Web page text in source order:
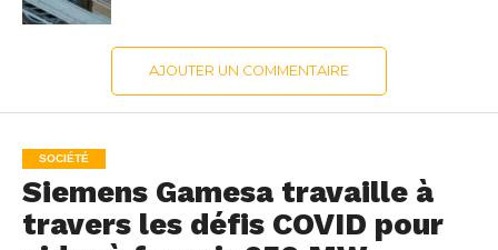
AJOUTER UN COMMENTAIRE
SOCIÉTÉ
Siemens Gamesa travaille à
travers les défis COVID pour